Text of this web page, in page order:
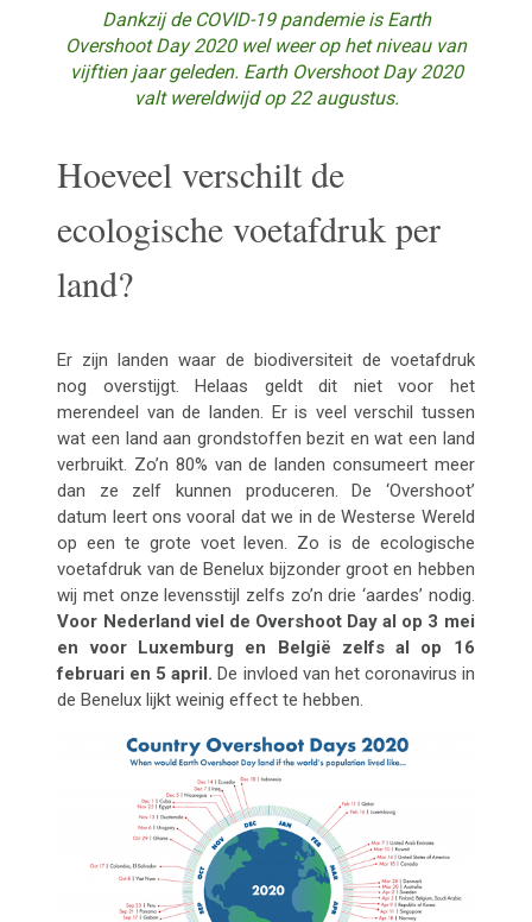
Dankzij de COVID-19 pandemie is Earth
Overshoot Day 2020 wel weer op het niveau van
vijftien jaar geleden. Earth Overshoot Day 2020
valt wereldwijd op 22 augustus.
Hoeveel verschilt de
ecologische voetafdruk per
land?
Er zijn landen waar de biodiversiteit de voetafdruk
nog overstijgt. Helaas geldt dit niet voor het
merendeel van de landen. Er is veel verschil tussen
wat een land aan grondstoffen bezit en wat een land
verbruikt. Zo’n 80% van de landen consumeert meer
dan ze zelf kunnen produceren. De ‘Overshoot’
datum leert ons vooral dat we in de Westerse Wereld
op een te grote voet leven. Zo is de ecologische
voetafdruk van de Benelux bijzonder groot en hebben
wij met onze levensstijl zelfs zo’n drie ‘aardes’ nodig.
Voor Nederland viel de Overshoot Day al op 3 mei
en voor Luxemburg en België zelfs al op 16
februari en 5 april. De invloed van het coronavirus in
de Benelux lijkt weinig effect te hebben.